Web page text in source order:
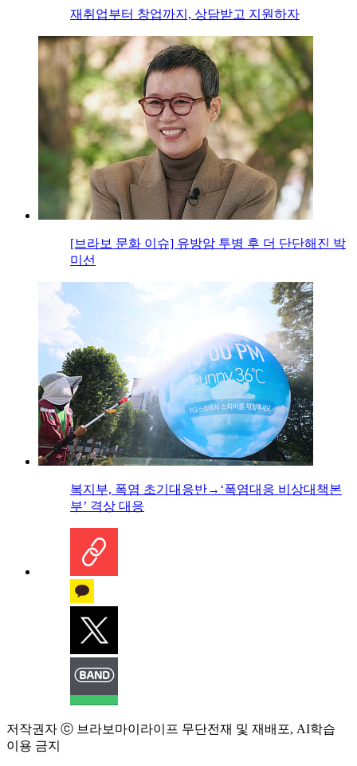
재취업부터 창업까지, 상담받고 지원하자
[브라보 문화 이슈] 유방암 투병 후 더 단단해진 박
미선
복지부, 폭염 초기대응반→‘폭염대응 비상대책본
부’ 격상 대응
저작권자 ⓒ 브라보마이라이프 무단전재 및 재배포, AI학습
이용 금지